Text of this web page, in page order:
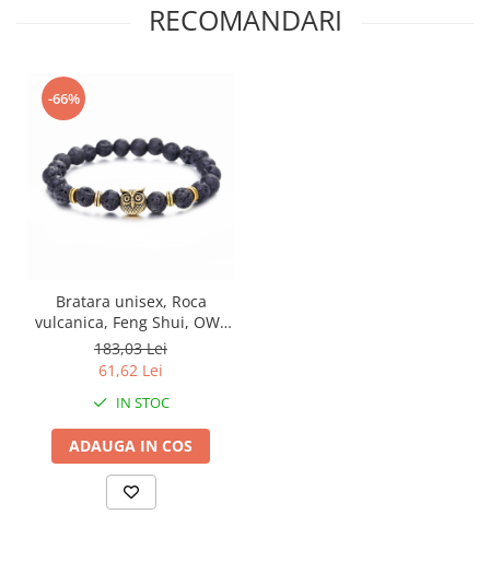
RECOMANDARI
-66%
Bratara unisex, Roca
vulcanica, Feng Shui, OWL
4701, reglabila -
Intelepciune, echilibru si
protectie
183,03 Lei
61,62 Lei
IN STOC
ADAUGA IN COS